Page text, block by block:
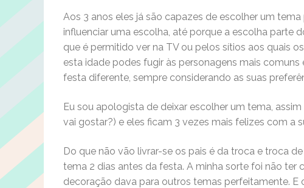
Aos 3 anos eles já são capazes de escolher um
influenciar uma escolha, até porque a escolha parte
que é permitido ver na TV ou pelos sítios aos quais
esta idade podes fugir às personagens mais
festa diferente, sempre considerando as suas
Eu sou apologista de deixar escolher um tema,
vai gostar?) e eles ficam 3 vezes mais felizes com a
Do que não vão livrar-se os pais é da troca e troca
tema 2 dias antes da festa. A minha sorte foi não
decoração dava para outros temas perfeitamente.